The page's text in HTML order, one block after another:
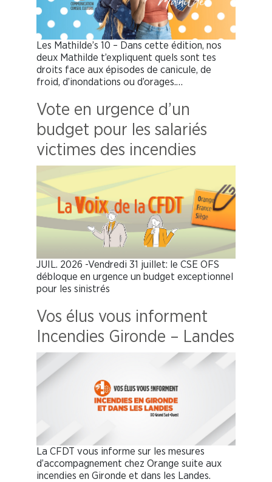
Les Mathilde’s 10 – Dans cette édition, nos
deux Mathilde t’expliquent quels sont tes
droits face aux épisodes de canicule, de
froid, d’inondations ou d’orages.…
Vote en urgence d’un
budget pour les salariés
victimes des incendies
JUIL. 2026 -Vendredi 31 juillet: le CSE OFS
débloque en urgence un budget exceptionnel
pour les sinistrés
Vos élus vous informent
Incendies Gironde – Landes
La CFDT vous informe sur les mesures
d’accompagnement chez Orange suite aux
incendies en Gironde et dans les Landes.